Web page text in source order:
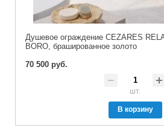
Душевое ограждение CEZARES
BORO, брашированное золото
70 500 руб.
шт.
В корзину